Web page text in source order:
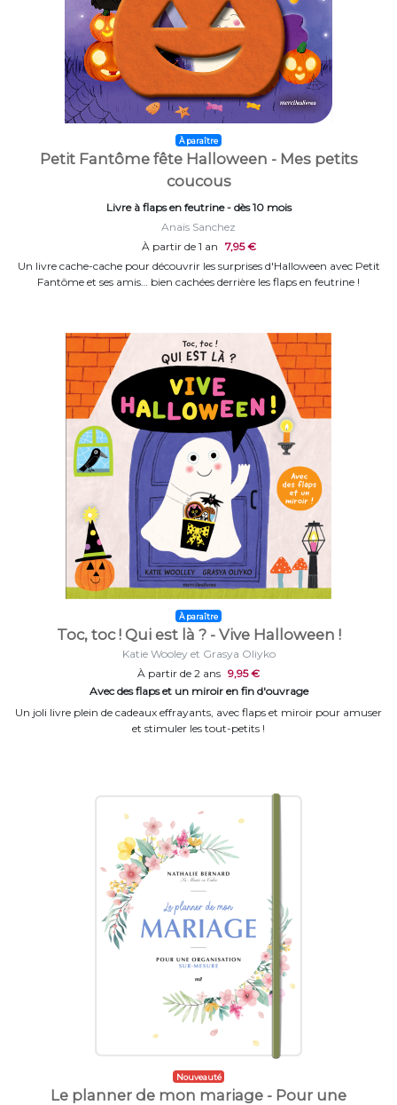
À paraître
Petit Fantôme fête Halloween - Mes petits
coucous
Livre à flaps en feutrine - dès 10 mois
Anaïs Sanchez
À partir de 1 an 7,95 €
Un livre cache-cache pour découvrir les surprises d'Halloween avec Petit
Fantôme et ses amis… bien cachées derrière les flaps en feutrine !
À paraître
Toc, toc ! Qui est là ? - Vive Halloween !
Katie Wooley et Grasya Oliyko
À partir de 2 ans 9,95 €
Avec des flaps et un miroir en fin d'ouvrage
Un joli livre plein de cadeaux effrayants, avec flaps et miroir pour amuser
et stimuler les tout-petits !
Nouveauté
Le planner de mon mariage - Pour une